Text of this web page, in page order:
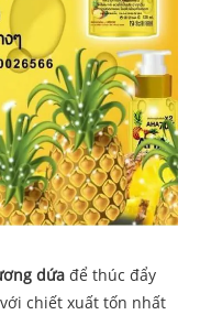
dứa để thúc đẩy
chiết xuất tốn nhất